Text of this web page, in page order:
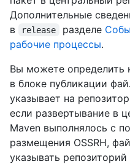
Дополнительные
в
release разделе
рабочие процессы.
Вы можете определить
в блоке публикации
указывает на
если развертывание в
Maven выполнялось с
размещения OSSRH,
указывать